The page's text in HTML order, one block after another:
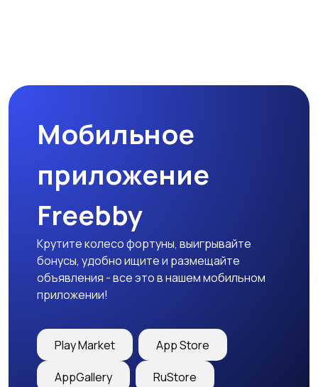
Мобильное
приложение
Freebby
Крутите колесо фортуны, выигрывайте
бонусы, удобно ищите и размещайте
объявления - все это в нашем мобильном
приложении!
Play Market App Store
AppGallery RuStore